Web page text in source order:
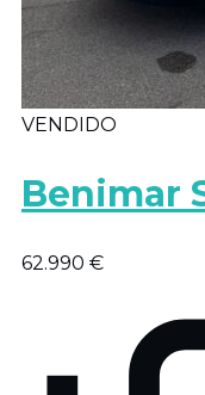
VENDIDO
Benimar
62.990 €